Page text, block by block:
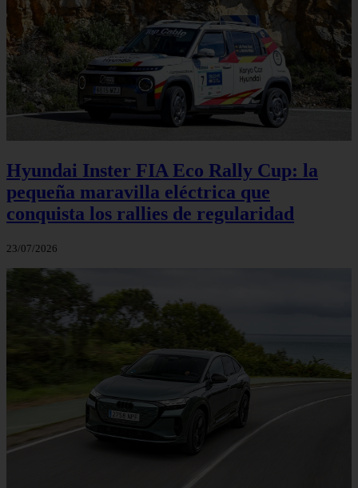
Hyundai Inster FIA Eco Rally Cup: la
pequeña maravilla eléctrica que
conquista los rallies de regularidad
23/07/2026